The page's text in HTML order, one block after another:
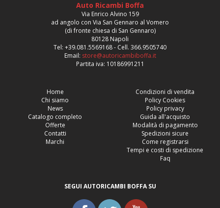
Auto Ricambi Boffa
Via Enrico Alvino 159
ad angolo con Via San Gennaro al Vomero
(di fronte chiesa di San Gennaro)
80128 Napoli
Tel: +39.081.5569168 - Cell. 366.9505740
Email: store@autoricambiboffa.it
Partita iva: 10186991211
Home
Chi siamo
News
Catalogo completo
Offerte
Contatti
Marchi
Condizioni di vendita
Policy Cookies
Policy privacy
Guida all'acquisto
Modalità di pagamento
Spedizioni sicure
Come registrarsi
Tempi e costi di spedizione
Faq
SEGUI AUTORICAMBI BOFFA SU